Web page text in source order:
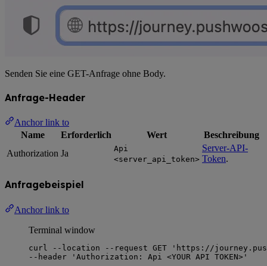
Senden Sie eine GET-Anfrage ohne Body.
Anfrage-Header
Anchor link to
Name
Erforderlich Wert
Beschreibung
Authorization Ja
Api
<server_api_token>
Server-API-
Token.
Anfragebeispiel
Anchor link to
Terminal window
curl --location --request GET ' https://
--header
' Authorization: Api <YOUR API TOKEN> '